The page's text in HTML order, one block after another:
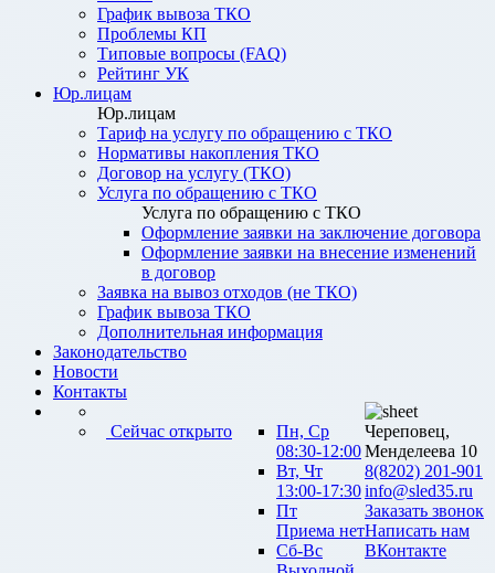
График вывоза ТКО
Проблемы КП
Типовые вопросы (FAQ)
Рейтинг УК
Юр.лицам
Юр.лицам
Тариф на услугу по обращению с ТКО
Нормативы накопления ТКО
Договор на услугу (ТКО)
Услуга по обращению с ТКО
Услуга по обращению с ТКО
Оформление заявки на заключение договора
Оформление заявки на внесение изменений
в договор
Заявка на вывоз отходов (не ТКО)
График вывоза ТКО
Дополнительная информация
Законодательство
Новости
Контакты
Сейчас открыто
Пн, Ср
08:30-12:00
Вт, Чт
13:00-17:30
Пт
Приема нет
Сб-Вс
Череповец,
Менделеева 10
8(8202) 201-901
info@sled35.ru
Заказать звонок
Написать нам
ВКонтакте